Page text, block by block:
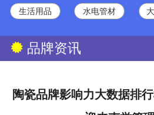
生活用品 水电管材
品牌资讯
陶瓷品牌影响力大数据排